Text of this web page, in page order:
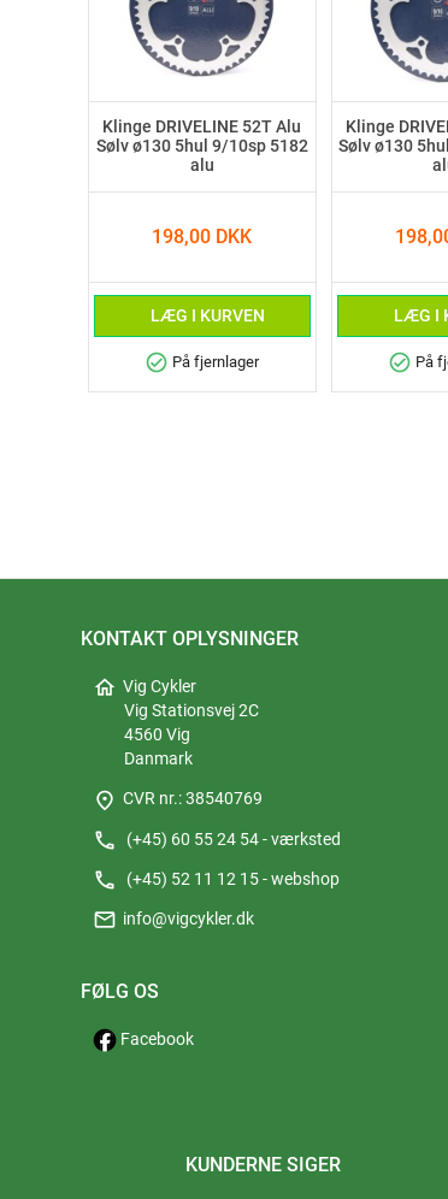
Klinge DRIVELINE 52T Alu
Sølv ø130 5hul 9/10sp 5182
alu
198,00 DKK
LÆG I KURVEN
check_circle På fjernlager
Klinge
Sølv ø130
LÆG I
check_circle På
KONTAKT OPLYSNINGER
home Vig Cykler
Vig Stationsvej 2C
4560 Vig
Danmark
place CVR nr.: 38540769
phone (+45) 60 55 24 54 - værksted
phone (+45) 52 11 12 15 - webshop
mail info@vigcykler.dk
FØLG OS
Facebook
KUNDERNE SIGER